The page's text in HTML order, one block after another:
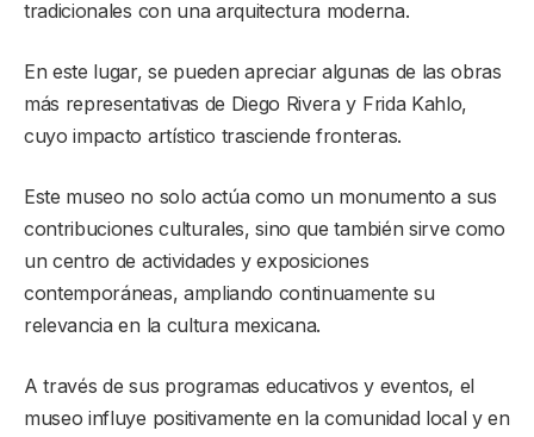
tradicionales con una arquitectura moderna.
En este lugar, se pueden apreciar algunas de las obras
más representativas de Diego Rivera y Frida Kahlo,
cuyo impacto artístico trasciende fronteras.
Este museo no solo actúa como un monumento a sus
contribuciones culturales, sino que también sirve como
un centro de actividades y exposiciones
contemporáneas, ampliando continuamente su
relevancia en la cultura mexicana.
A través de sus programas educativos y eventos, el
museo influye positivamente en la comunidad local y en